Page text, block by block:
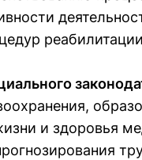
и здоровья